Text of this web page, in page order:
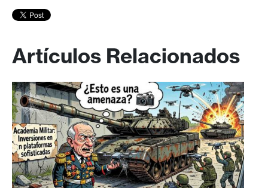
Artículos Relacionados